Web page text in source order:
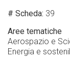
# Scheda 39
Aree tematiche
Aerospazio e
Energia e